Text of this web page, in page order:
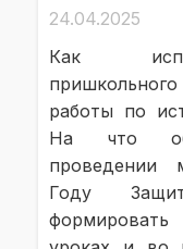
24.04.2025
Как
работы по
На что
проведении
Году